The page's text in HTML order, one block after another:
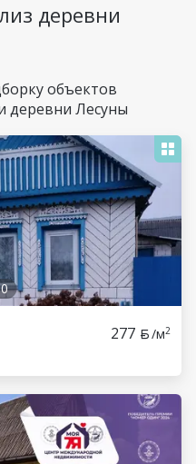
деревни
объектов
деревни Лесуны
277 /м2